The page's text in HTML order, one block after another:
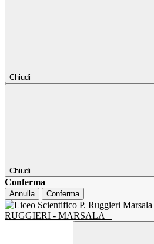
Chiudi
Chiudi
Conferma
Annulla Conferma
RUGGIERI - MARSALA